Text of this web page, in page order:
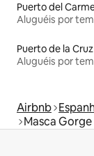
Puerto del
Aluguéis por
Puerto de la Cruz
Aluguéis por
Airbnb
Masca Gorge